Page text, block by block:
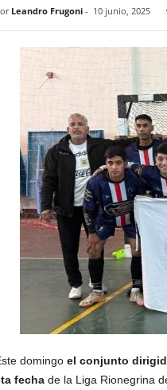
Leandro Frugoni- 10 junio, 2025
domingoel conjunto
fecha de la Liga Rionegrina